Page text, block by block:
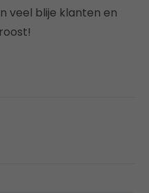
veel blije klanten en